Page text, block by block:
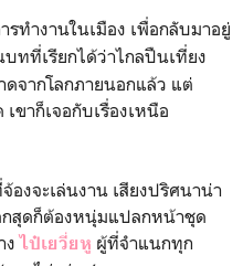
รทำงานในเมือง เพื่อกลับมาอยู่
ทที่เรียกได้ว่าไกลปืนเที่ยง
จากโลกภายนอกแล้ว แต่
ขาก็เจอกับเรื่องเหนือ
ะเล่นงาน เสียงปริศนาน่า
สุดก็ต้องหนุ่มแปลกหน้าชุด
งไป๋เยวี่ยหู ผู้ที่จำแนกทุก